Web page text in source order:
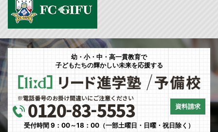
幼・小・中・高一貫教育で
子どもたちの輝かしい未来を応援する
資料請求
受付時間 9：00～18：00（一部土曜日・日曜・祝日除く）